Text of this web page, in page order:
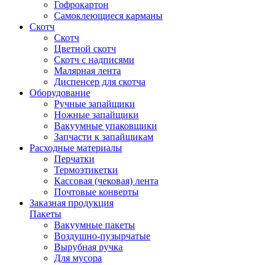
Гофрокартон
Самоклеющиеся карманы
Скотч
Скотч
Цветной скотч
Скотч с надписями
Малярная лента
Диспенсер для скотча
Оборудование
Ручные запайщики
Ножные запайщики
Вакуумные упаковщики
Запчасти к запайщикам
Расходные материалы
Перчатки
Термоэтикетки
Кассовая (чековая) лента
Почтовые конверты
Заказная продукция
Пакеты
Вакуумные пакеты
Воздушно-пузырчатые
Вырубная ручка
Для мусора